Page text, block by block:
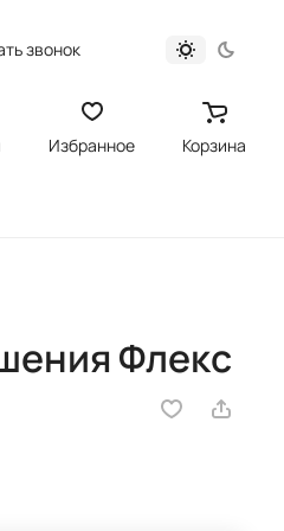
звонок
Избранное Корзина
Флекс